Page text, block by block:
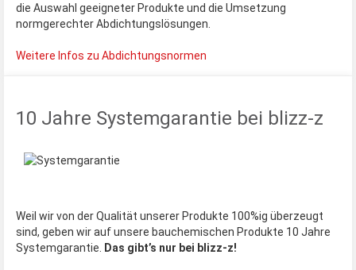
die Auswahl geeigneter Produkte und die Umsetzung
normgerechter Abdichtungslösungen.
Weitere Infos zu Abdichtungsnormen
10 Jahre Systemgarantie bei blizz-z
Weil wir von der Qualität unserer Produkte 100%ig überzeugt
sind, geben wir auf unsere bauchemischen Produkte 10 Jahre
Systemgarantie.
Das gibt’s nur bei blizz-z!